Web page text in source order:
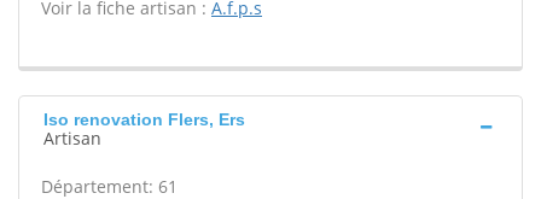
Voir la fiche artisan : A.f.p.s
Iso renovation Flers, Ers
Artisan
Département: 61